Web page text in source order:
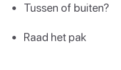
Tussen of buiten?
Raad het pak